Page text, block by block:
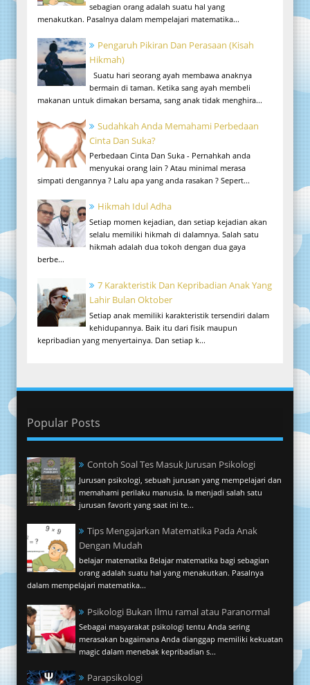
sebagian orang adalah suatu hal yang
menakutkan. Pasalnya dalam mempelajari matematika...
Pengaruh Pikiran Dan Perasaan (Kisah
Hikmah)
Suatu hari seorang ayah membawa anaknya
bermain di taman. Ketika sang ayah membeli
makanan untuk dimakan bersama, sang anak tidak menghira...
Sudahkah Anda Memahami Perbedaan
Cinta Dan Suka?
Perbedaan Cinta Dan Suka - Pernahkah anda
menyukai orang lain ? Atau minimal merasa
simpati dengannya ? Lalu apa yang anda rasakan ? Sepert...
Hikmah Idul Adha
Setiap momen kejadian, dan setiap kejadian akan
selalu memiliki hikmah di dalamnya. Salah satu
hikmah adalah dua tokoh dengan dua gaya
berbe...
7 Karakteristik Dan Kepribadian Anak Yang
Lahir Bulan Oktober
Setiap anak memiliki karakteristik tersendiri dalam
kehidupannya. Baik itu dari fisik maupun
kepribadian yang menyertainya. Dan setiap k...
Popular Posts
Contoh Soal Tes Masuk Jurusan Psikologi
Jurusan psikologi, sebuah jurusan yang mempelajari dan
memahami perilaku manusia. Ia menjadi salah satu
jurusan favorit yang saat ini te...
Tips Mengajarkan Matematika Pada Anak
Dengan Mudah
belajar matematika Belajar matematika bagi sebagian
orang adalah suatu hal yang menakutkan. Pasalnya
dalam mempelajari matematika...
Psikologi Bukan Ilmu ramal atau Paranormal
Sebagai masyarakat psikologi tentu Anda sering
merasakan bagaimana Anda dianggap memiliki kekuatan
magic dalam menebak kepribadian s...
Parapsikologi